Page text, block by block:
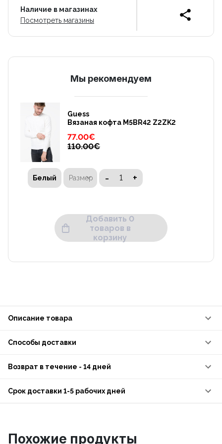
Наличие в магазинах
Посмотреть магазины
Mы рекомендуем
Guess
Вязаная кофта M5BR42 Z2ZK2
77.00€
110.00€
Белый Размер - +
Добавить 0
товаров в
корзину
Описание товара
Способы доставки
Возврат в течение - 14 дней
Срок доставки 1-5 рабочих дней
Похожие продукты